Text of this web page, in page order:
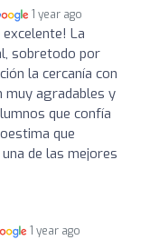
1 year ago
excelente! La
sobretodo por
la cercanía con
muy agradables y
que confía
que
de las mejores
1 year ago